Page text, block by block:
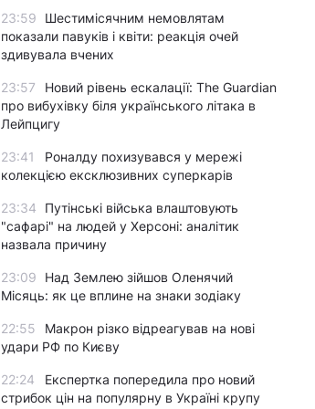
23:59
Шестимісячним немовлятам
показали павуків і квіти: реакція очей
здивувала вчених
23:57
Новий рівень ескалації: The Guardian
про вибухівку біля українського літака в
Лейпцигу
23:41
Роналду похизувався у мережі
колекцією ексклюзивних суперкарів
23:34
Путінські війська влаштовують
"сафарі" на людей у Херсоні: аналітик
назвала причину
23:09
Над Землею зійшов Оленячий
Місяць: як це вплине на знаки зодіаку
22:55
Макрон різко відреагував на нові
удари РФ по Києву
22:24
Експертка попередила про новий
стрибок цін на популярну в Україні крупу